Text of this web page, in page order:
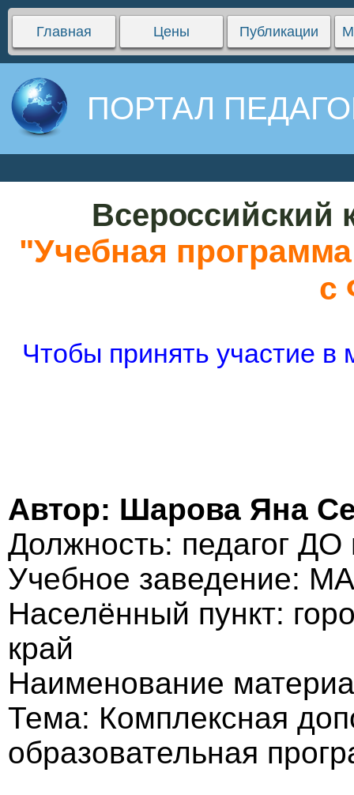
Главная Цены Публикации
ПОРТАЛ
Всероссийский
"Учебная программа
с
Чтобы принять участие
Автор: Шарова Яна
Должность: педагог ДО
Учебное заведение:
Населённый пункт:
край
Наименование
Тема: Комплексная
образовательная